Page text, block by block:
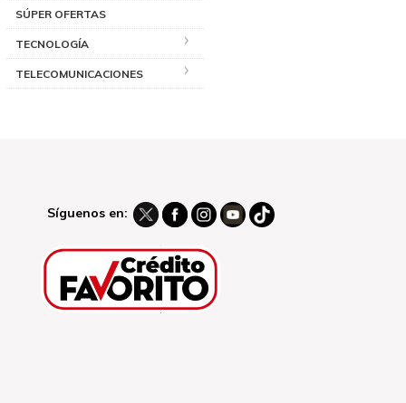
SÚPER OFERTAS
TECNOLOGÍA
TELECOMUNICACIONES
Síguenos en: